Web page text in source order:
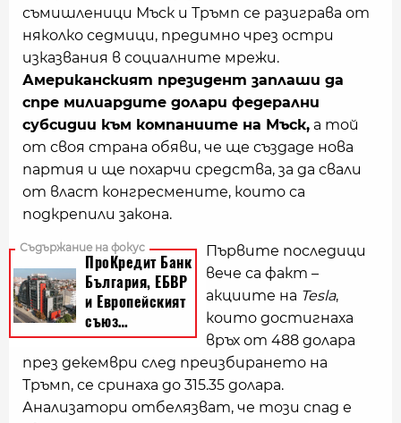
съмишленици Мъск и Тръмп се разиграва от
няколко седмици, предимно чрез остри
изказвания в социалните мрежи.
Американският президент заплаши да
спре милиардите долари федерални
субсидии към компаниите на Мъск, а той
от своя страна обяви, че ще създаде нова
партия и ще похарчи средства, за да свали
от власт конгресмените, които са
подкрепили закона.
Първите последици
вече са факт –
акциите на Tesla,
които достигнаха
връх от 488 долара
през декември след преизбирането на
Тръмп, се сринаха до 315.35 долара.
Анализатори отбелязват, че този спад е